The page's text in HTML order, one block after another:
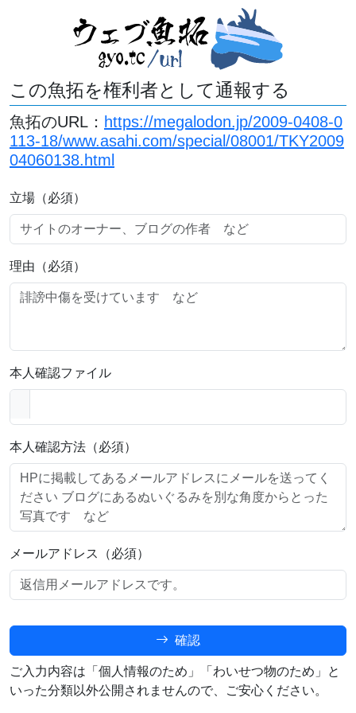
この魚拓を権利者として通報する
魚拓のURL： https://megalodon.jp/2009-0408-0
113-18/www.asahi.com/special/08001/TKY2009
04060138.html
立場（必須）
理由（必須）
本人確認ファイル
本人確認方法（必須）
メールアドレス（必須）
確認
ご入力内容は「個人情報のため」「わいせつ物のため」と
いった分類以外公開されませんので、ご安心ください。